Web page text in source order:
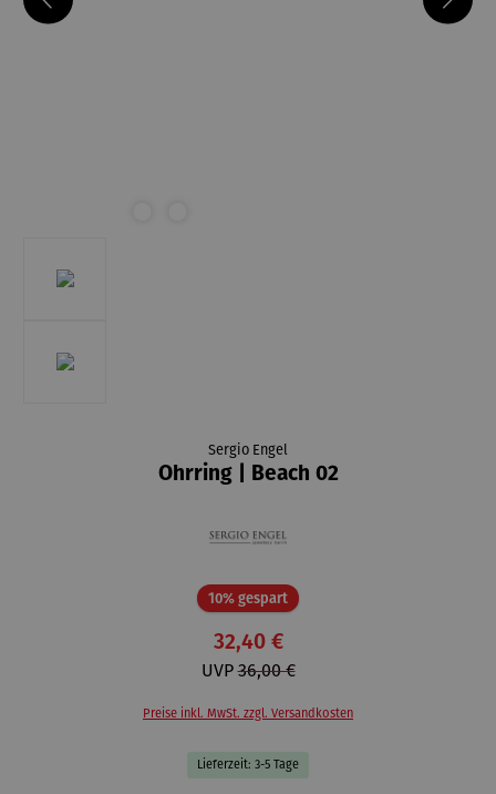
Sergio Engel
Ohrring | Beach 02
10% gespartRabatt
32,40 €
UVP36,00 €
Preise inkl. MwSt. zzgl. Versandkosten
Lieferzeit: 3-5 Tage